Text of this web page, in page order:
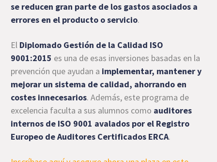
se reducen gran parte de los gastos asociados a
errores en el producto o servicio.
El Diplomado Gestión de la Calidad ISO
9001:2015 es una de esas inversiones basadas en la
prevención que ayudan a implementar, mantener y
mejorar un sistema de calidad, ahorrando en
costes innecesarios. Además, este programa de
excelencia faculta a sus alumnos como auditores
internos de ISO 9001 avalados por el Registro
Europeo de Auditores Certificados ERCA.